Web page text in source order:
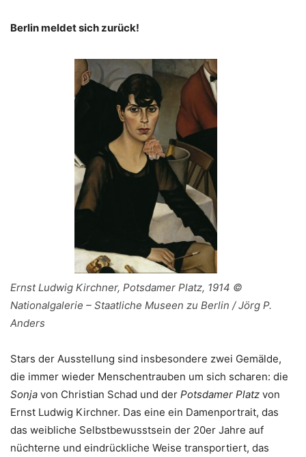
Berlin meldet sich zurück!
Ernst Ludwig Kirchner, Potsdamer Platz, 1914 ©
Nationalgalerie – Staatliche Museen zu Berlin / Jörg P.
Anders
Stars der Ausstellung sind insbesondere zwei Gemälde,
die immer wieder Menschentrauben um sich scharen: die
Sonja von Christian Schad und der Potsdamer Platz von
Ernst Ludwig Kirchner. Das eine ein Damenportrait, das
das weibliche Selbstbewusstsein der 20er Jahre auf
nüchterne und eindrückliche Weise transportiert, das